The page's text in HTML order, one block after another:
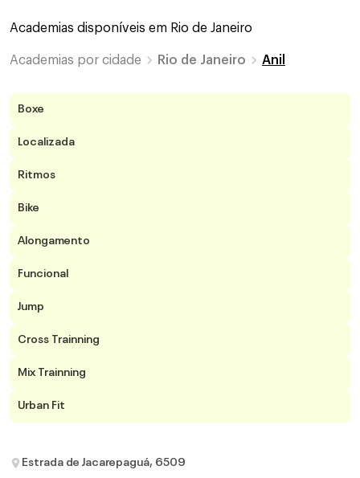
Academias disponíveis em Rio de Janeiro
Academias por cidade Rio de Janeiro Anil
Boxe
Localizada
Ritmos
Bike
Alongamento
Funcional
Jump
Cross Trainning
Mix Trainning
Urban Fit
Estrada de Jacarepaguá, 6509